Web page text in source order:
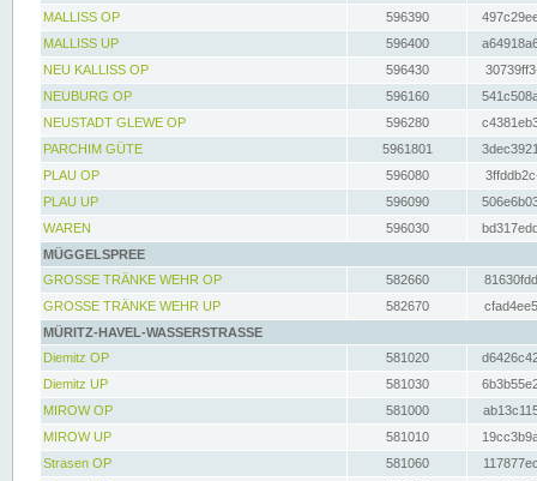
MALLISS OP
596390
MALLISS UP
596400
NEU KALLISS OP
596430
NEUBURG OP
596160
NEUSTADT GLEWE OP
596280
PARCHIM GÜTE
5961801
PLAU OP
596080
PLAU UP
596090
WAREN
596030
MÜGGELSPREE
GROSSE TRÄNKE WEHR OP
582660
GROSSE TRÄNKE WEHR UP
582670
MÜRITZ-HAVEL-WASSERSTRASSE
Diemitz OP
581020
Diemitz UP
581030
MIROW OP
581000
MIROW UP
581010
Strasen OP
581060